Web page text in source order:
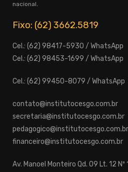
nacional.
Fixo: (62) 3662.5819
Cel.: (62) 98417-5930 / WhatsApp
Cel.: (62) 98453-1699 / WhatsApp
Cel.: (62) 99450-8079 / WhatsApp
contato@institutocesgo.com.br
secretaria@institutocesgo.com.br
pedagogico@institutocesgo.com.br
financeiro@institutocesgo.com.br
Av. Manoel Monteiro Qd. 09 Lt. 12